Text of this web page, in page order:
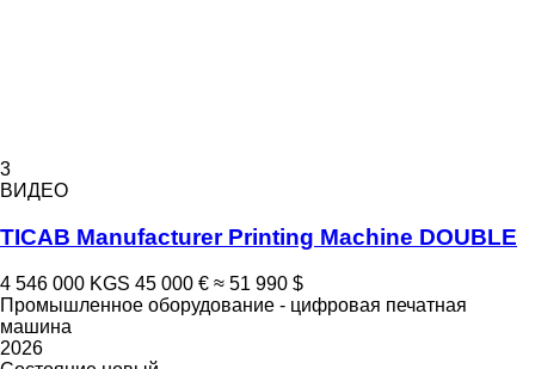
3
ВИДЕО
TICAB Manufacturer Printing Machine DOUBLE
4 546 000 KGS 45 000 € ≈ 51 990 $
Промышленное оборудование - цифровая печатная
машина
2026